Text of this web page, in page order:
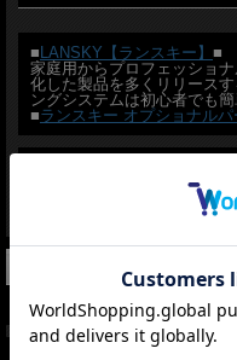
■ LANSKY【ランスキー】 ■
家庭用からプロフェッショ
化した製品を多くリリース
ングシステムは初心者でも
■ランスキー オプショナルパ
購入者様のレビュー（7件）
総評: 4.9
ミロキン マン様